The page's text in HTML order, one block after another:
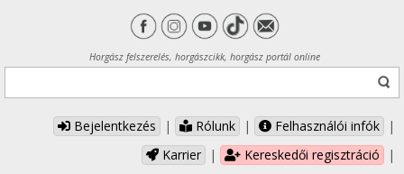
Horgász felszerelés, horgászcikk, horgász portál online
Bejelentkezés | Rólunk | Felhasználói infók
|
Karrier
| Kereskedői regisztráció
|